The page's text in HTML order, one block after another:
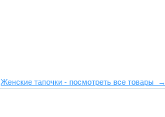
Женские тапочки - посмотреть все товары →